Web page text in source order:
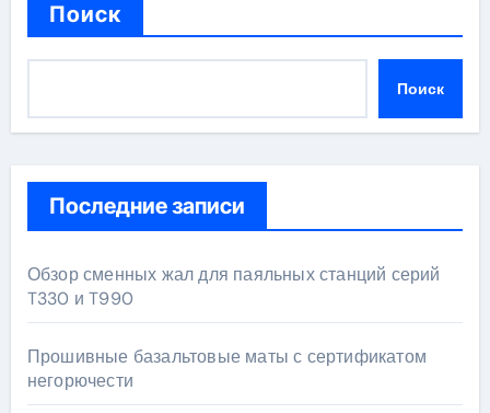
Поиск
Поиск
Последние записи
Обзор сменных жал для паяльных станций серий
T330 и T990
Прошивные базальтовые маты с сертификатом
негорючести